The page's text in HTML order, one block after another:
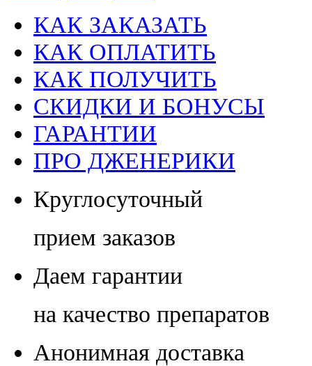
КАК ЗАКАЗАТЬ
КАК ОПЛАТИТЬ
КАК ПОЛУЧИТЬ
СКИДКИ И БОНУСЫ
ГАРАНТИИ
ПРО ДЖЕНЕРИКИ
Круглосуточный
прием заказов
Даем гарантии
на качество препаратов
Анонимная доставка